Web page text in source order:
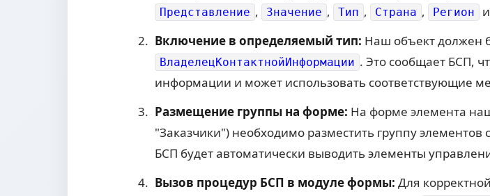
Представление , Значение , Тип , Страна , Регион
Включение в определяемый тип: Наш объект должен
ВладелецКонтактнойИнформации . Это сообщает БСП,
информации и может использовать соответствующие
Размещение группы на форме: На форме элемента
"Заказчики") необходимо разместить группу элементов
БСП будет автоматически выводить элементы
Вызов процедур БСП в модуле формы: Для